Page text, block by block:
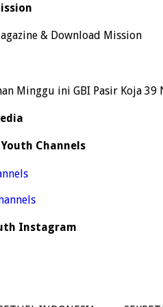
& Download Mission
Minggu ini GBI Pasir Koja 39
Channels
Instagram